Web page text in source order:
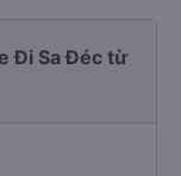
Đi Sa Đéc từ